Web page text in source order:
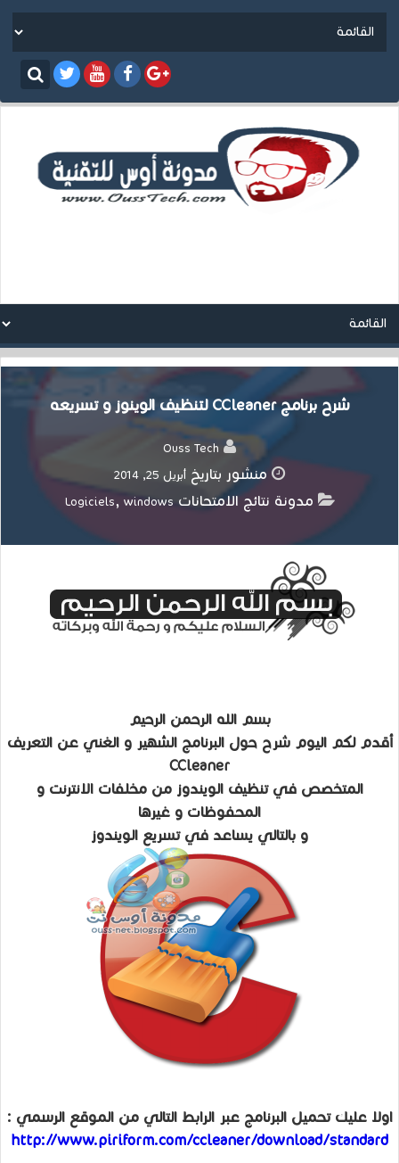
شرح برنامج CCleaner لتنظيف الوينوز و تسريعه
Ouss Tech
منشور بتاريخ أبريل 25, 2014
مدونة نتائج الامتحانات Logiciels, windows
بسم الله الرحمن الرحيم
أقدم لكم اليوم شرح حول البرنامج الشهير و الغني عن التعريف
CCleaner
المتخصص في تنظيف الويندوز من مخلفات الانترنت و
المحفوظات و غيرها
و بالتالي يساعد في تسريع الويندوز
اولا عليك تحميل البرنامج عبر الرابط التالي من الموقع الرسمي :
http://www.piriform.com/ccleaner/download/standard